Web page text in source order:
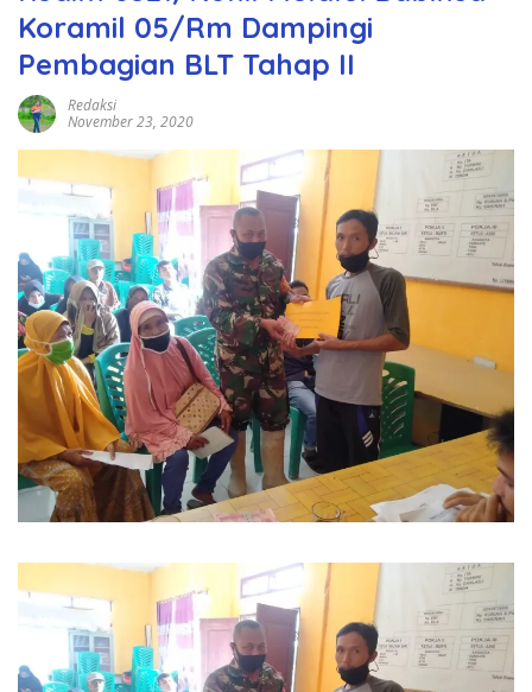
Koramil 05/Rm Dampingi
Pembagian BLT Tahap II
Redaksi
November 23, 2020